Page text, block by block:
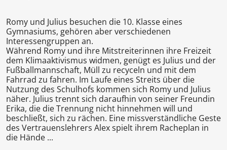
Romy und Julius besuchen die 10. Klasse eines
Gymnasiums, gehören aber verschiedenen
Interessengruppen an.
Während Romy und ihre Mitstreiterinnen ihre Freizeit
dem Klimaaktivismus widmen, genügt es Julius und der
Fußballmannschaft, Müll zu recyceln und mit dem
Fahrrad zu fahren. Im Laufe eines Streits über die
Nutzung des Schulhofs kommen sich Romy und Julius
näher. Julius trennt sich daraufhin von seiner Freundin
Erika, die die Trennung nicht hinnehmen will und
beschließt, sich zu rächen. Eine missverständliche Geste
des Vertrauenslehrers Alex spielt ihrem Racheplan in
die Hände ...